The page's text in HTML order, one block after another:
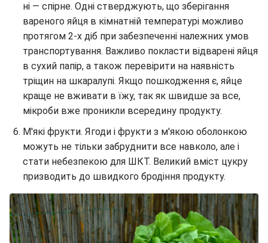
ні — спірне. Одні стверджують, що зберігання
вареного яйця в кімнатній температурі можливо
протягом 2-х діб при забезпеченні належних умов
транспортування. Важливо покласти відварені яйця
в сухий папір, а також перевірити на наявність
тріщин на шкаралупі. Якщо пошкодження є, яйце
краще не вживати в їжу, так як швидше за все,
мікроби вже проникли всередину продукту.
М'які фрукти. Ягоди і фрукти з м'якою оболонкою
можуть не тільки забруднити все навколо, але і
стати небезпекою для ШКТ. Великий вміст цукру
призводить до швидкого бродіння продукту.